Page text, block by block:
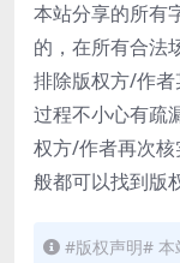
本站分享的所有
的，在所有合法
排除版权方/作
过程不小心有疏
权方/作者再次核
般都可以找到版
#版权声明# 本